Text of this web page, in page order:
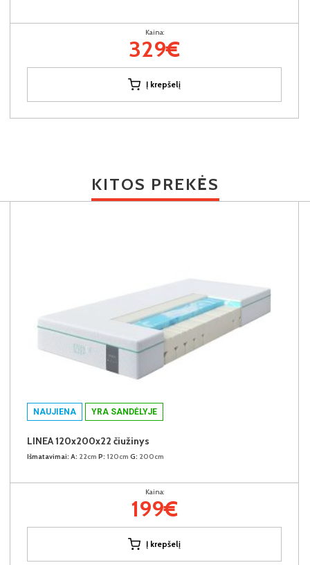
Kaina:
329€
Į krepšelį
KITOS PREKĖS
NAUJIENA YRA SANDĖLYJE
LINEA 120x200x22 čiužinys
Išmatavimai: A: 22cm P: 120cm G: 200cm
Kaina:
199€
Į krepšelį